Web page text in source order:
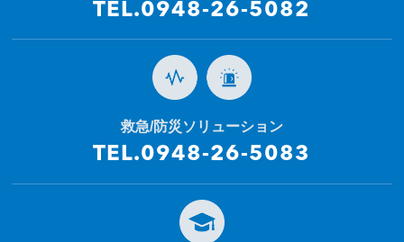
TEL.0948-26-5082
救急/防災ソリューション
TEL.0948-26-5083